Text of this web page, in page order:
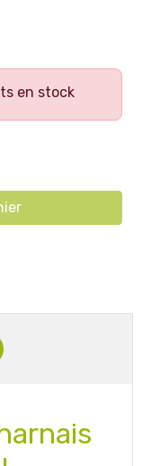
en stock
arnais